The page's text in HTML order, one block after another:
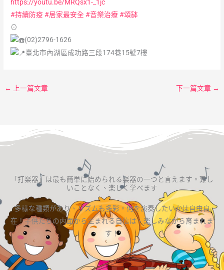
https://youtu.be/MRQsx1-_1jc
#持續防疫 #居家最安全 #音樂治療 #頌缽
⊙
(02)2796-1626
臺北市內湖區成功路三段174巷15號7樓
← 上一篇文章 下一篇文章 →
「打楽器」は最も簡単に始められる楽器の一つと言えます。難し
いことなく、楽しく学べます
多様な種類があり、リズムも多彩。何を演奏したいかは自由自
在！子供たちの内面から生まれる自信は、楽しみながら育まれま
す！